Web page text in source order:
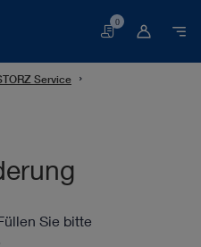
Warenkorb
0
Service
Sie bitte